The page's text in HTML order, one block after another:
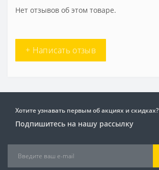
Нет отзывов об этом товаре.
+ Написать отзыв
Хотите узнавать первым об акциях и скидках?
Подпишитесь на нашу рассылку